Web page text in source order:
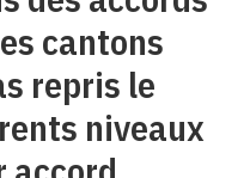
cantons
repris le
niveaux